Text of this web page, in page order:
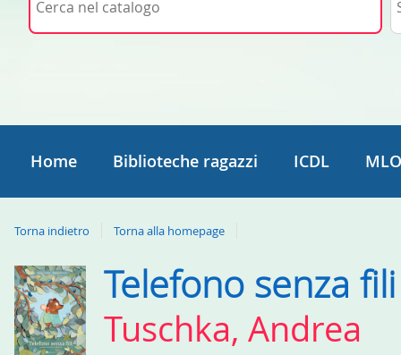
Home Biblioteche ragazzi ICDL
Torna indietro Torna alla homepage
Dettaglio
del
documento
Telefono senza fili
Tuschka, Andrea